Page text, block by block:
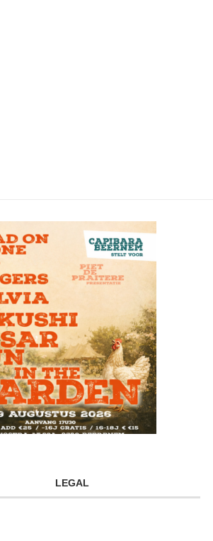
LEGAL